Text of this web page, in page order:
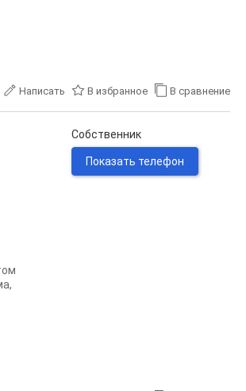
Написать В избранное В сравнение
Собственник
Показать телефон